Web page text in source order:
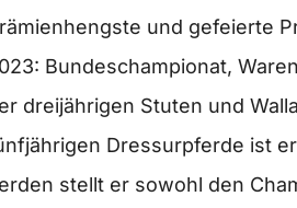
und gefeierte
Bundeschampionat,
dreijährigen Stuten und
Dressurpferde ist
stellt er sowohl den